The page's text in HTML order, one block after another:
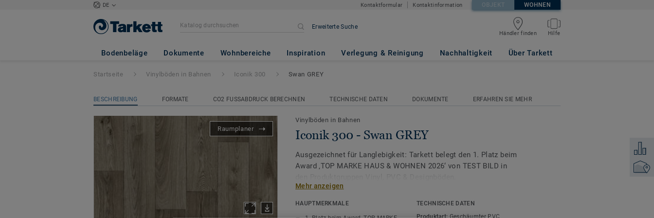
DE Kontaktformular Kontaktinformation OBJEKT WOHNEN
Erweiterte Suche
Händler finden Hilfe
Bodenbeläge Dokumente Wohnbereiche Inspiration Verlegung & Reinigung Nachhaltigkeit Über Tarkett
Iconik 300 - Swan GREY
Zum
Startseite Vinylböden in Bahnen Iconik 300 Swan GREY
BESCHREIBUNG FORMATE CO2 FUSSABDRUCK BERECHNEN TECHNISCHE DATEN DOKUMENTE ERFAHREN SIE MEHR
Raumplaner
Vinylböden in Bahnen
Iconik 300 - Swan GREY
Ausgezeichnet für Langlebigkeit: Tarkett belegt den 1. Platz beim
Award ‚TOP MARKE HAUS & WOHNEN 2026‘ von TEST BILD in
Mehr anzeigen
HAUPTMERKMALE
TECHNISCHE DATEN
Produktart:Geschäumter PVC